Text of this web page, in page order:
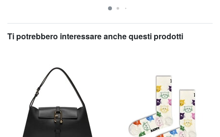
Ti potrebbero interessare anche questi prodotti